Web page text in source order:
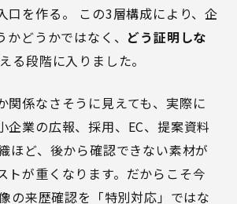
口を作る。 この3層構成により、企
どうかではなく、 どう証明しな
る段階に入りました。
関係なさそうに見えても、実際に
企業の広報、採用、EC、提案資料
ほど、後から確認できない素材が
トが重くなります。だからこそ今
の来歴確認を「特別対応」ではな